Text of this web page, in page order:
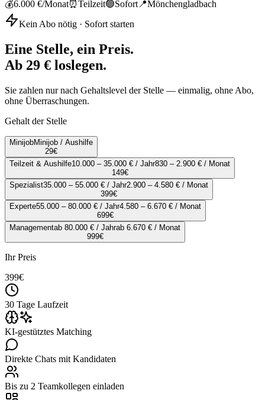
💰6.000 €/Monat⏰Teilzeit🟢Sofort 📍Mönchengladbach
Kein Abo nötig · Sofort starten
Eine Stelle, ein Preis.
Ab 29 € loslegen.
Sie zahlen nur nach Gehaltslevel der Stelle — einmalig, ohne Abo,
ohne Überraschungen.
Gehalt der Stelle
MinijobMinijob / Aushilfe
29€
Teilzeit & Aushilfe10.000 – 35.000 € / Jahr830 – 2.900 € / Monat
149€
Spezialist35.000 – 55.000 € / Jahr2.900 – 4.580 € / Monat
399€
Experte55.000 – 80.000 € / Jahr4.580 – 6.670 € / Monat
699€
Managementab 80.000 € / Jahrab 6.670 € / Monat
999€
Ihr Preis
399€
30 Tage Laufzeit
KI-gestütztes Matching
Direkte Chats mit Kandidaten
Bis zu 2 Teamkollegen einladen